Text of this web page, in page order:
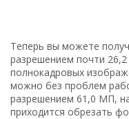
Теперь вы можете
разрешением почти
полнокадровых
можно без проблем
разрешением 61,0 МП,
приходится обрезать